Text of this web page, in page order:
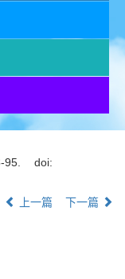
95.
doi:
上一篇 下一篇